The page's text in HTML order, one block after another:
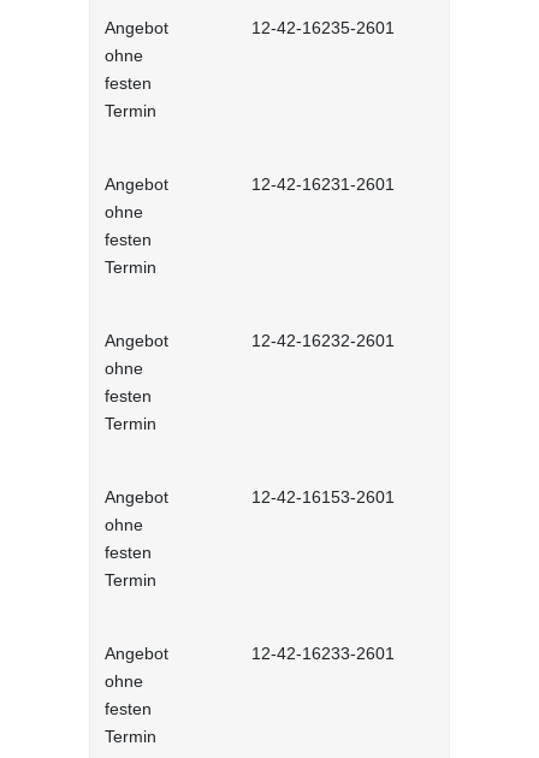
Angebot
ohne
festen
Termin
12-42-16235-2601
Angebot
ohne
festen
Termin
12-42-16231-2601
Angebot
ohne
festen
Termin
12-42-16232-2601
Angebot
ohne
festen
Termin
12-42-16153-2601
Angebot
ohne
festen
Termin
12-42-16233-2601